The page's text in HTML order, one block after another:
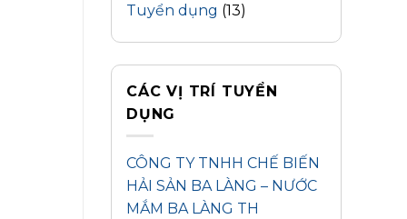
Tuyển dụng (13)
CÁC VỊ TRÍ TUYỂN
DỤNG
CÔNG TY TNHH CHẾ BIẾN
HẢI SẢN BA LÀNG – NƯỚC
MẮM BA LÀNG TH